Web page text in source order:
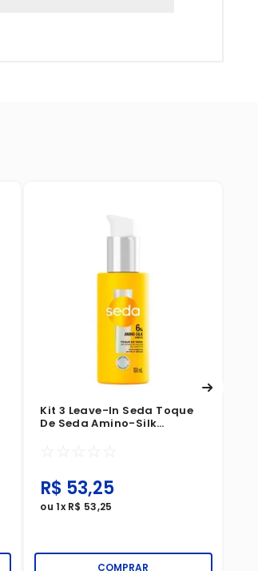
Kit 3 Leave-In Seda Toque
De Seda Amino-Silk
☆ ☆ ☆ ☆ ☆
R$ 53,25
ou1xR$ 53,25
COMPRAR